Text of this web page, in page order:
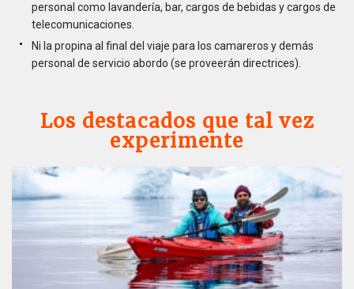
personal como lavandería, bar, cargos de bebidas y cargos de
telecomunicaciones.
Ni la propina al final del viaje para los camareros y demás
personal de servicio abordo (se proveerán directrices).
Los destacados que tal vez
experimente